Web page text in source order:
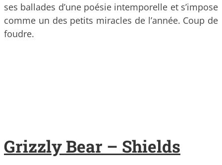
ses ballades d’une poésie intemporelle et s’impose
comme un des petits miracles de l’année. Coup de
foudre.
Grizzly Bear – Shields